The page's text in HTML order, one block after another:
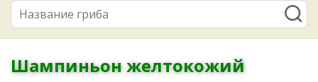
Шампиньон желтокожий